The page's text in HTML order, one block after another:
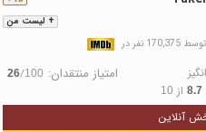
+ لیست من
توسط 170,375 نفر در
امتیاز منتقدان: 26/100
8.7از 10
آنلاین